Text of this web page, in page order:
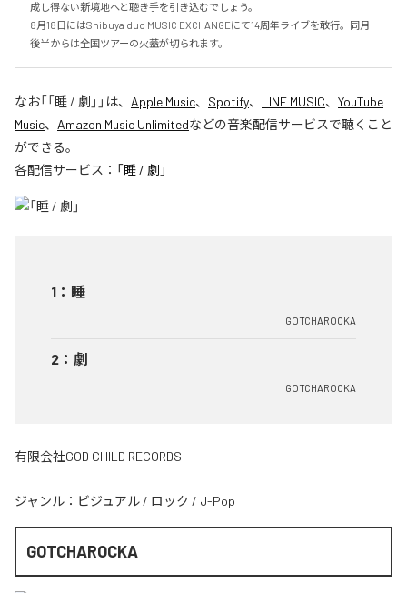
成し得ない新境地へと聴き手を引き込むでしょう。
8月18日にはShibuya duo MUSIC EXCHANGEにて14周年ライブを敢行。同月
後半からは全国ツアーの火蓋が切られます。
なお「「睡 / 劇」 」は、 Apple Music、 Spotify、 LINE MUSIC、 YouTube
Music、 Amazon Music Unlimitedなどの音楽配信サービスで聴くこと
ができる。
各配信サービス： 「睡 / 劇」
1 ： 睡
GOTCHAROCKA
2 ： 劇
GOTCHAROCKA
有限会社GOD CHILD RECORDS
ジャンル： ビジュアル / ロック / J-Pop
GOTCHAROCKA